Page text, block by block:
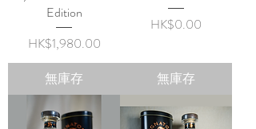
Edition
價格
HK$1,980.00
無庫存
價格
HK$0.00
無庫存